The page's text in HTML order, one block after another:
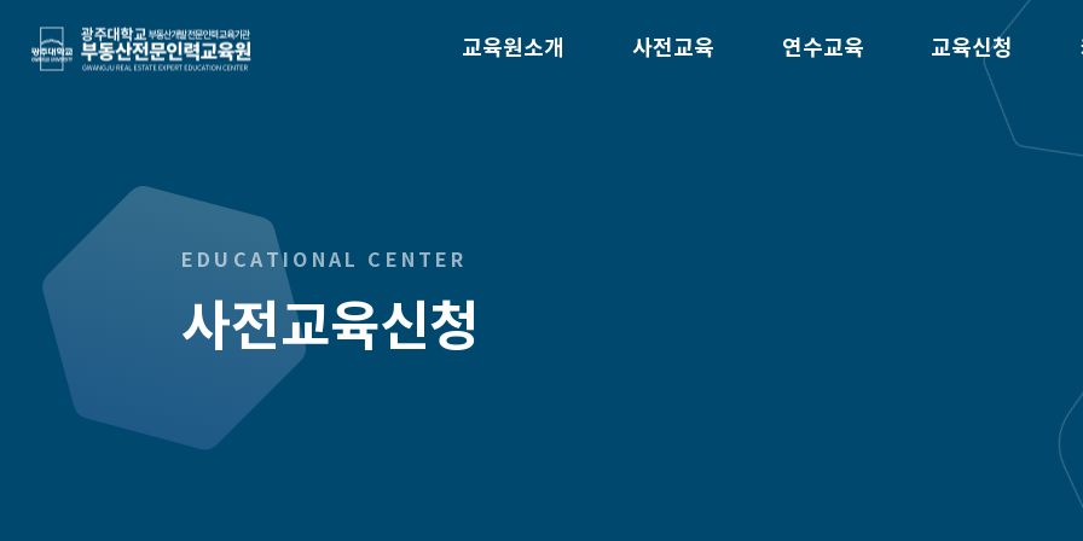
광주대학교 부동산전문인력교육원
교육원소개 사전교육 연수교육 교육신청
EDUCATIONAL CENTER
사전교육신청